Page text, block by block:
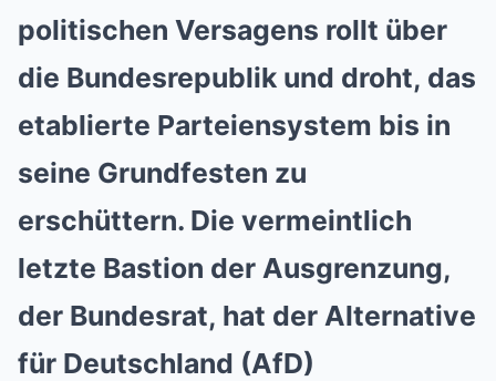
politischen Versagens rollt über
die Bundesrepublik und droht, das
etablierte Parteiensystem bis in
seine Grundfesten zu
erschüttern. Die vermeintlich
letzte Bastion der Ausgrenzung,
der Bundesrat, hat der Alternative
für Deutschland (AfD)